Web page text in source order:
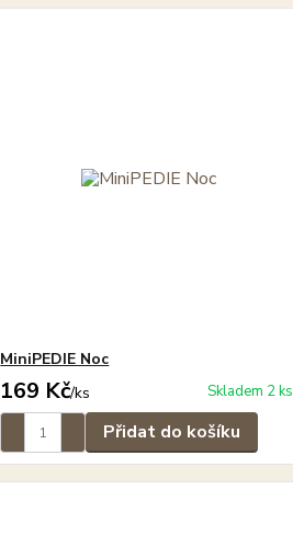
MiniPEDIE Noc
169 Kč/ks Skladem 2 ks
Přidat do košíku